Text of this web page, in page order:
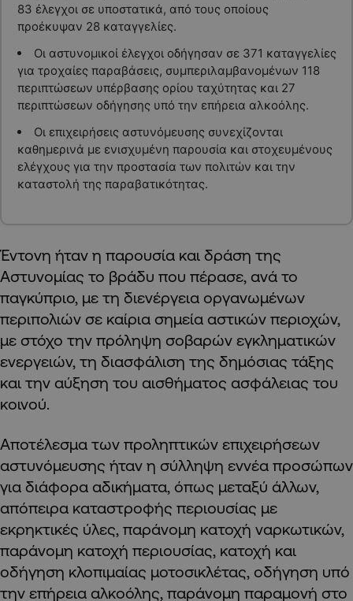
83 έλεγχοι σε υποστατικά, από τους οποίους
προέκυψαν 28 καταγγελίες.
Οι αστυνομικοί έλεγχοι οδήγησαν σε 371 καταγγελίες
για τροχαίες παραβάσεις, συμπεριλαμβανομένων 118
περιπτώσεων υπέρβασης ορίου ταχύτητας και 27
περιπτώσεων οδήγησης υπό την επήρεια αλκοόλης.
Οι επιχειρήσεις αστυνόμευσης συνεχίζονται
καθημερινά με ενισχυμένη παρουσία και στοχευμένους
ελέγχους για την προστασία των πολιτών και την
καταστολή της παραβατικότητας.
Έντονη ήταν η παρουσία και δράση της
Αστυνομίας το βράδυ που πέρασε, ανά το
παγκύπριο, με τη διενέργεια οργανωμένων
περιπολιών σε καίρια σημεία αστικών περιοχών,
με στόχο την πρόληψη σοβαρών εγκληματικών
ενεργειών, τη διασφάλιση της δημόσιας τάξης
και την αύξηση του αισθήματος ασφάλειας του
κοινού.
Αποτέλεσμα των προληπτικών επιχειρήσεων
αστυνόμευσης ήταν η σύλληψη εννέα προσώπων
για διάφορα αδικήματα, όπως μεταξύ άλλων,
απόπειρα καταστροφής περιουσίας με
εκρηκτικές ύλες, παράνομη κατοχή ναρκωτικών,
παράνομη κατοχή περιουσίας, κατοχή και
οδήγηση κλοπιμαίας μοτοσικλέτας, οδήγηση υπό
την επήρεια αλκοόλης, παράνομη παραμονή στο